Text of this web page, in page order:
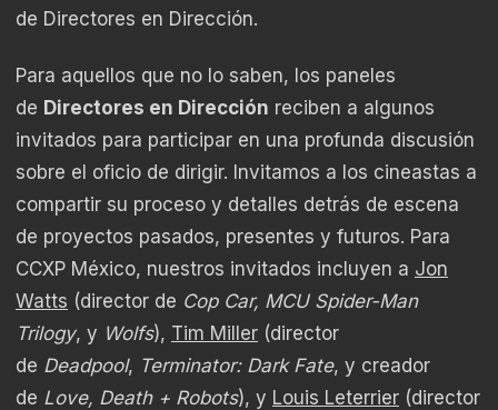
de Directores en Dirección.
Para aquellos que no lo saben, los paneles
de Directores en Dirección reciben a algunos
invitados para participar en una profunda discusión
sobre el oficio de dirigir. Invitamos a los cineastas a
compartir su proceso y detalles detrás de escena
de proyectos pasados, presentes y futuros. Para
CCXP México, nuestros invitados incluyen a Jon
Watts (director de Cop Car, MCU Spider-Man
Trilogy, y Wolfs), Tim Miller (director
de Deadpool, Terminator: Dark Fate, y creador
de Love, Death + Robots), y Louis Leterrier (director